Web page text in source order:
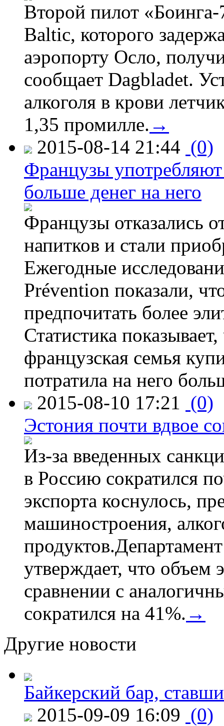
Второй пилот
Baltic, которого
аэропорту Осло,
сообщает Dagbladet.
алкоголя в крови
1,35 промилле. →
2015-08-14 21:44 (0)
Французы
больше денег на него
Французы отказались
напитков и стали
Ежегодные
Prévention показали,
предпочитать более
Статистика
французская семья
потратила на него
2015-08-10 17:21 (0)
Эстония почти вдвое
Из-за введенных
в Россию сократился
экспорта коснулось,
машиностроения,
утверждает, что объем
сравнении с
сократился на 41%. →
Другие новости
Байкерский бар,
2015-09-09 16:09 (0)